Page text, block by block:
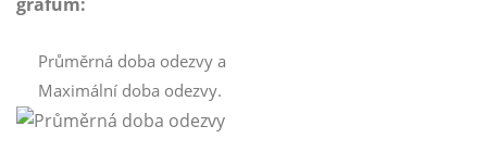
Průměrná doba odezvy a
Maximální doba odezvy.